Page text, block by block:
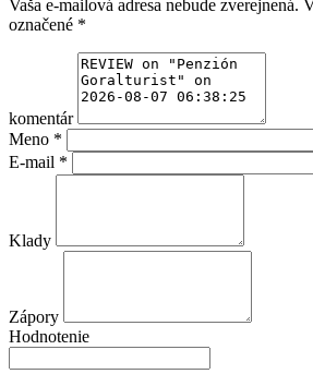
Vaša e-mailová adresa nebude zverejnená.
označené *
komentár
Meno *
E-mail *
Klady
Zápory
Hodnotenie